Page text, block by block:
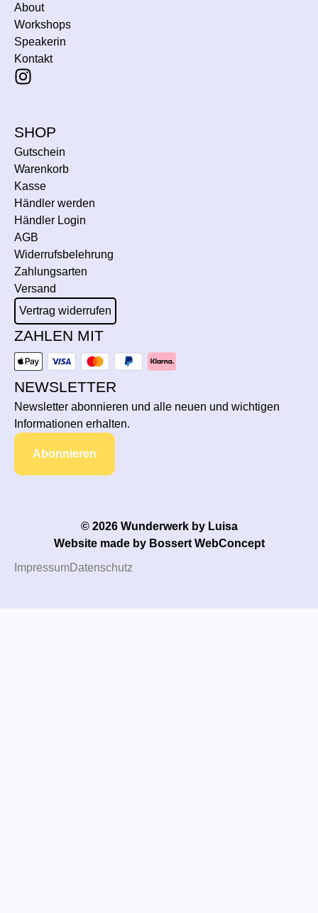
About
Workshops
Speakerin
Kontakt
SHOP
Gutschein
Warenkorb
Kasse
Händler werden
Händler Login
AGB
Widerrufsbelehrung
Zahlungsarten
Versand
Vertrag widerrufen
ZAHLEN MIT
NEWSLETTER
Newsletter abonnieren und alle neuen und wichtigen
Informationen erhalten.
Abonnieren
© 2026 Wunderwerk by Luisa
Website made by Bossert WebConcept
ImpressumDatenschutz